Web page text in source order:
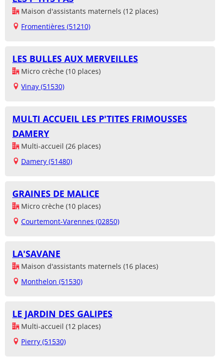
Maison d'assistants maternels (12 places)
Fromentières (51210)
LES BULLES AUX MERVEILLES
Micro crèche (10 places)
Vinay (51530)
MULTI ACCUEIL LES P'TITES FRIMOUSSES
DAMERY
Multi-accueil (26 places)
Damery (51480)
GRAINES DE MALICE
Micro crèche (10 places)
Courtemont-Varennes (02850)
LA'SAVANE
Maison d'assistants maternels (16 places)
Monthelon (51530)
LE JARDIN DES GALIPES
Multi-accueil (12 places)
Pierry (51530)